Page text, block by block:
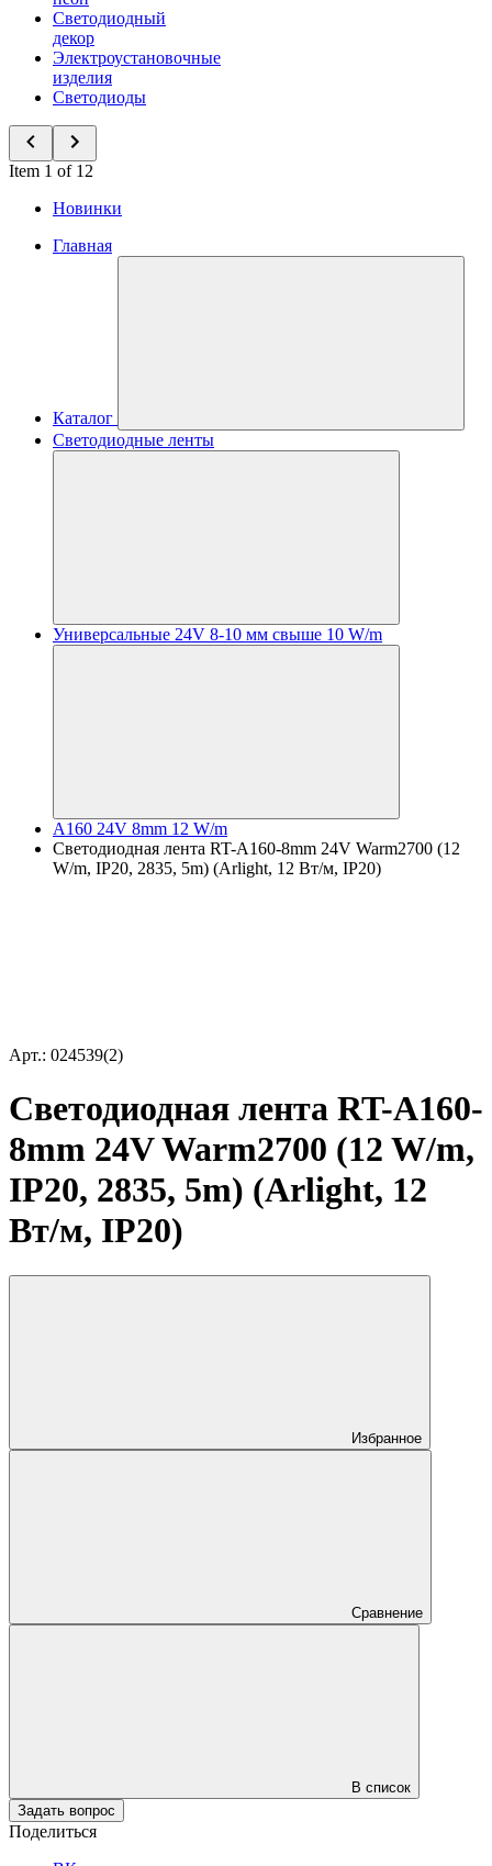
Светодиодный
декор
Электроустановочные
изделия
Светодиоды
Item 1 of 12
Новинки
Главная
Каталог
Светодиодные ленты
Универсальные 24V 8-10 мм свыше 10 W/m
A160 24V 8mm 12 W/m
Светодиодная лента RT-A160-8mm 24V Warm2700 (12
W/m, IP20, 2835, 5m) (Arlight, 12 Вт/м, IP20)
Арт.: 024539(2)
Светодиодная лента RT-A160-
8mm 24V Warm2700 (12 W/m,
IP20, 2835, 5m) (Arlight, 12
Вт/м, IP20)
Избранное
Сравнение
В список
Задать вопрос
Поделиться